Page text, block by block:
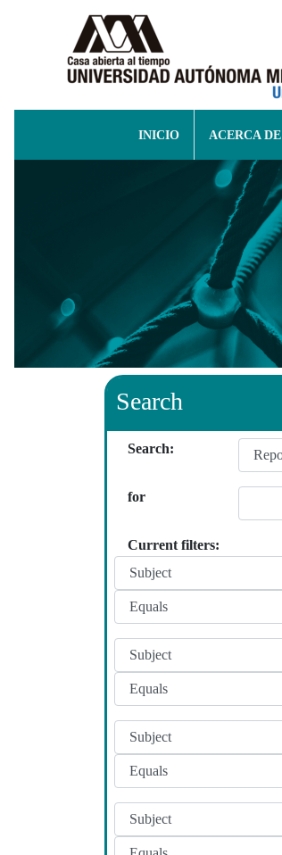
INICIO ACERCA DE
Search
Search:
for
Current filters: